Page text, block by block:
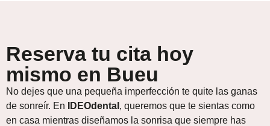
Reserva tu cita hoy
mismo en Bueu
No dejes que una pequeña imperfección te quite las ganas
de sonreír. En
IDEOdental , queremos que te sientas como
en casa mientras diseñamos la sonrisa que siempre has